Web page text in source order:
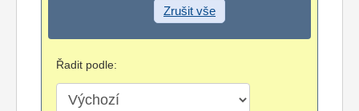
Zrušit vše
Řadit podle: